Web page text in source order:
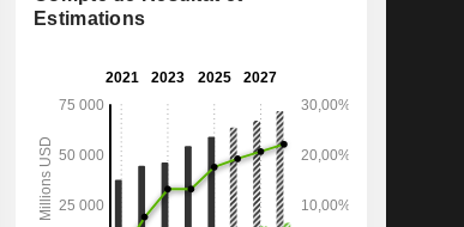
2026 2027
248 994
41,66% -13,49% -
268 775 261 303
36,64% -13,63% -2,78% -3,15%
Estimations